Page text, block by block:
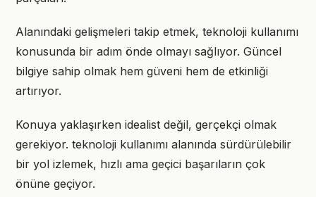
Alanındaki gelişmeleri takip etmek, teknoloji kullanımı
konusunda bir adım önde olmayı sağlıyor. Güncel
bilgiye sahip olmak hem güveni hem de etkinliği
artırıyor.
Konuya yaklaşırken idealist değil, gerçekçi olmak
gerekiyor. teknoloji kullanımı alanında sürdürülebilir
bir yol izlemek, hızlı ama geçici başarıların çok
önüne geçiyor.